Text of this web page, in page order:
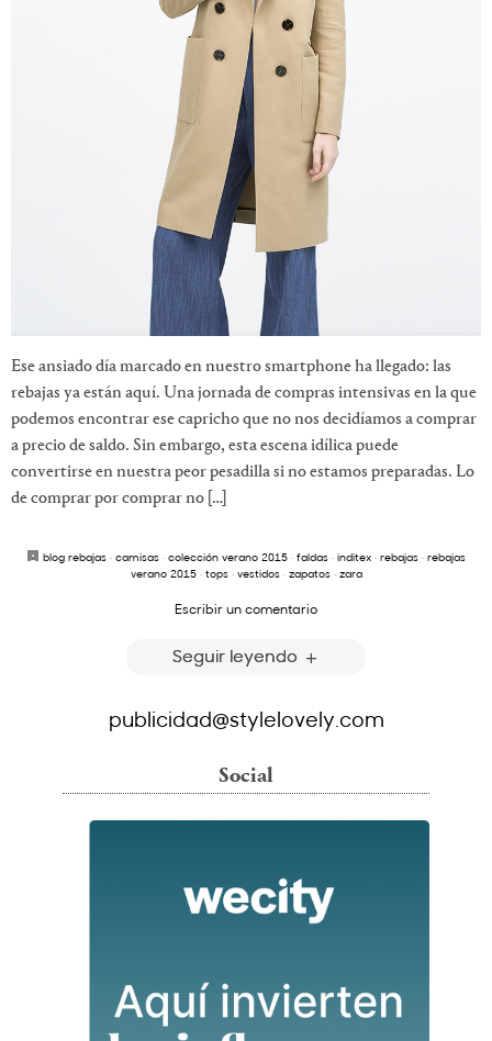
Ese ansiado día marcado en nuestro smartphone ha llegado: las
rebajas ya están aquí. Una jornada de compras intensivas en la que
podemos encontrar ese capricho que no nos decidíamos a comprar
a precio de saldo. Sin embargo, esta escena idílica puede
convertirse en nuestra peor pesadilla si no estamos preparadas. Lo
de comprar por comprar no […]
blog rebajas · camisas · colección verano 2015 · faldas · inditex · rebajas · rebajas
verano 2015· tops· vestidos· zapatos· zara
Escribir un comentario
Seguir leyendo
publicidad@stylelovely.com
Social